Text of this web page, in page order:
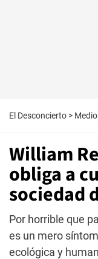
El Desconcierto >
William
obliga a
sociedad
Por horrible que
es un mero
ecológica y